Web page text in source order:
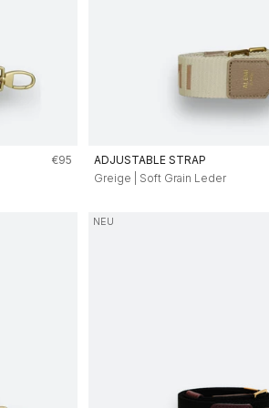
Angebot
€95
ADJUSTABLE STRAP
Greige | Soft Grain Leder
NEU